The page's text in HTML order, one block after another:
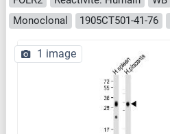
Monoclonal
1905CT501-41-76
1 image